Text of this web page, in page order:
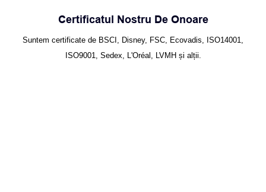
Certificatul Nostru De Onoare
Suntem certificate de BSCI, Disney, FSC, Ecovadis, ISO14001,
ISO9001, Sedex, L'Oréal, LVMH și alții.